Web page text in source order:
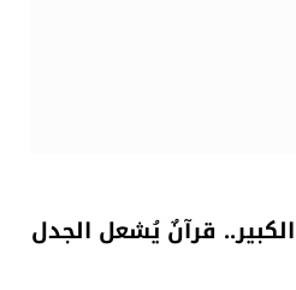
قرآنٌ يُشعل الجدل